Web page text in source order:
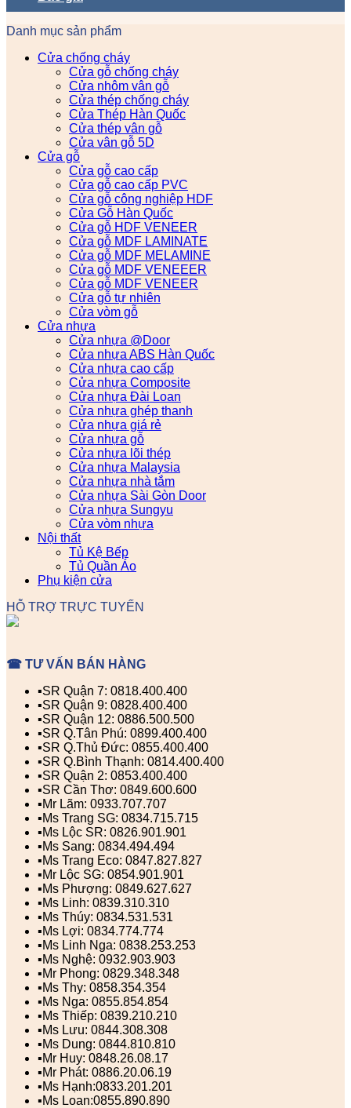
Danh mục sản phẩm
Cửa chống cháy
Cửa gỗ chống cháy
Cửa nhôm vân gỗ
Cửa thép chống cháy
Cửa Thép Hàn Quốc
Cửa thép vân gỗ
Cửa vân gỗ 5D
Cửa gỗ
Cửa gỗ cao cấp
Cửa gỗ cao cấp PVC
Cửa gỗ công nghiệp HDF
Cửa Gỗ Hàn Quốc
Cửa gỗ HDF VENEER
Cửa gỗ MDF LAMINATE
Cửa gỗ MDF MELAMINE
Cửa gỗ MDF VENEEER
Cửa gỗ MDF VENEER
Cửa gỗ tự nhiên
Cửa vòm gỗ
Cửa nhựa
Cửa nhựa @Door
Cửa nhựa ABS Hàn Quốc
Cửa nhựa cao cấp
Cửa nhựa Composite
Cửa nhựa Đài Loan
Cửa nhựa ghép thanh
Cửa nhựa giá rẻ
Cửa nhựa gỗ
Cửa nhựa lõi thép
Cửa nhựa Malaysia
Cửa nhựa nhà tắm
Cửa nhựa Sài Gòn Door
Cửa nhựa Sungyu
Cửa vòm nhựa
Nội thất
Tủ Kệ Bếp
Tủ Quần Áo
Phụ kiện cửa
HỖ TRỢ TRỰC TUYẾN
☎ TƯ VẤN BÁN HÀNG
▪️SR Quận 7: 0818.400.400
▪️SR Quận 9: 0828.400.400
▪️SR Quận 12: 0886.500.500
▪️SR Q.Tân Phú: 0899.400.400
▪️SR Q.Thủ Đức: 0855.400.400
▪️SR Q.Bình Thạnh: 0814.400.400
▪️SR Quận 2: 0853.400.400
▪️SR Cần Thơ: 0849.600.600
▪️Mr Lãm: 0933.707.707
▪️Ms Trang SG: 0834.715.715
▪️Ms Lộc SR: 0826.901.901
▪️Ms Sang: 0834.494.494
▪️Ms Trang Eco: 0847.827.827
▪️Mr Lộc SG: 0854.901.901
▪️Ms Phượng: 0849.627.627
▪️Ms Linh: 0839.310.310
▪️Ms Thúy: 0834.531.531
▪️Ms Lợi: 0834.774.774
▪️Ms Linh Nga: 0838.253.253
▪️Ms Nghệ: 0932.903.903
▪️Mr Phong: 0829.348.348
▪️Ms Thy: 0858.354.354
▪️Ms Nga: 0855.854.854
▪️Ms Thiếp: 0839.210.210
▪️Ms Lưu: 0844.308.308
▪️Ms Dung: 0844.810.810
▪️Mr Huy: 0848.26.08.17
▪️Mr Phát: 0886.20.06.19
▪️Ms Hạnh:0833.201.201
▪️Ms Loan:0855.890.890